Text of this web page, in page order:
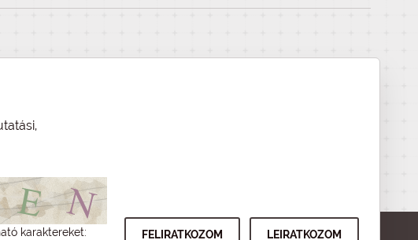
karaktereket: